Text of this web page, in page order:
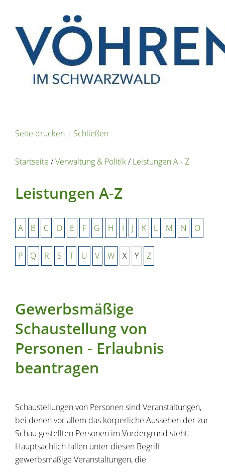
Seite drucken | Schließen
Startseite /Verwaltung & Politik/Leistungen A - Z
Leistungen A-Z
A B C D E F G H I J K L M N O
P Q R S T U V W X Y Z
Gewerbsmäßige
Schaustellung von
Personen - Erlaubnis
beantragen
Schaustellungen von Personen sind Veranstaltungen,
bei denen vor allem das körperliche Aussehen der zur
Schau gestellten Personen im Vordergrund steht.
Hauptsächlich fallen unter diesen Begriff
gewerbsmäßige Veranstaltungen, die